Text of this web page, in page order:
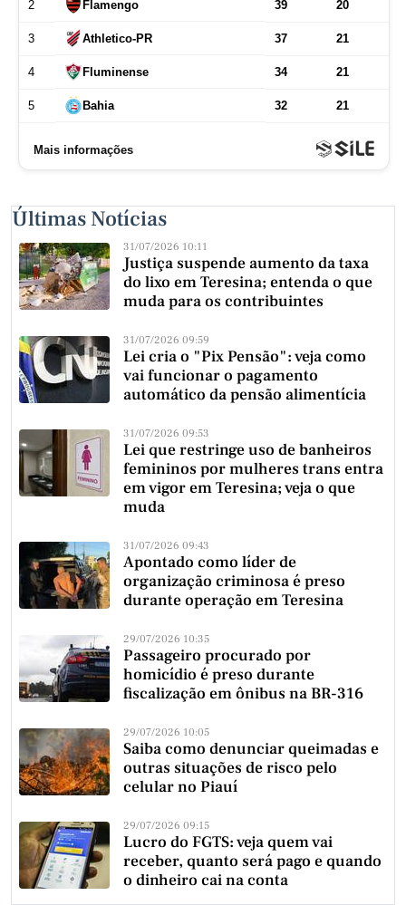
Últimas Notícias
31/07/2026 10:11
Justiça suspende aumento da taxa
do lixo em Teresina; entenda o que
muda para os contribuintes
31/07/2026 09:59
Lei cria o "Pix Pensão": veja como
vai funcionar o pagamento
automático da pensão alimentícia
31/07/2026 09:53
Lei que restringe uso de banheiros
femininos por mulheres trans entra
em vigor em Teresina; veja o que
muda
31/07/2026 09:43
Apontado como líder de
organização criminosa é preso
durante operação em Teresina
29/07/2026 10:35
Passageiro procurado por
homicídio é preso durante
fiscalização em ônibus na BR-316
29/07/2026 10:05
Saiba como denunciar queimadas e
outras situações de risco pelo
celular no Piauí
29/07/2026 09:15
Lucro do FGTS: veja quem vai
receber, quanto será pago e quando
o dinheiro cai na conta